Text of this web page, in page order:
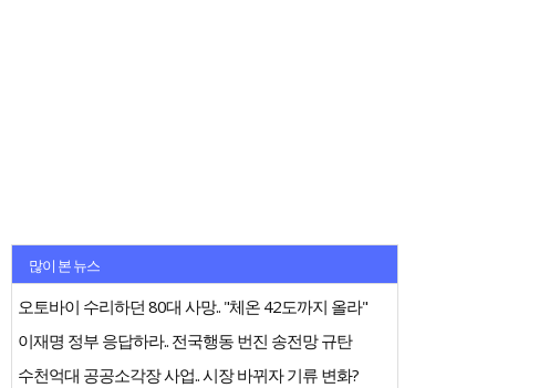
많이 본 뉴스
오토바이 수리하던 80대 사망.. "체온 42도까지 올라"
이재명 정부 응답하라.. 전국행동 번진 송전망 규탄
수천억대 공공소각장 사업.. 시장 바뀌자 기류 변화?